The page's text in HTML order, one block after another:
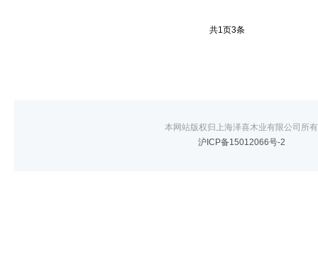
共1页3条
本网站版权归上海泽喜木业有限公司所有
沪ICP备15012066号-2